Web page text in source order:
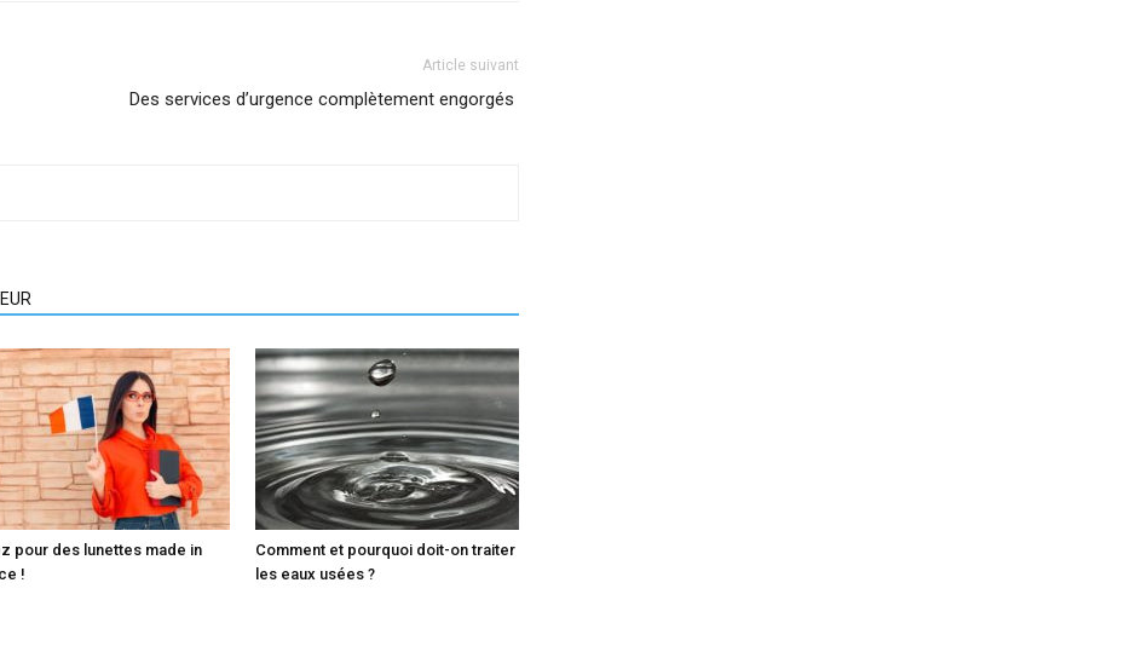
Article suivant
Des services d’urgence complètement engorgés
pour des lunettes made in
!
Comment et pourquoi doit-on traiter
les eaux usées ?